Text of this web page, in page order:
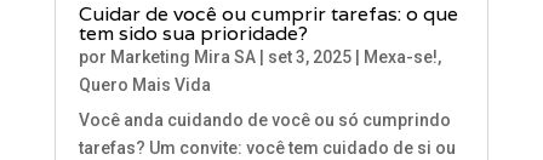
Cuidar de você ou cumprir tarefas: o que
tem sido sua prioridade?
por Marketing Mira SA| set 3, 2025| Mexa-se!,
Quero Mais Vida
Você anda cuidando de você ou só cumprindo
tarefas? Um convite: você tem cuidado de si ou